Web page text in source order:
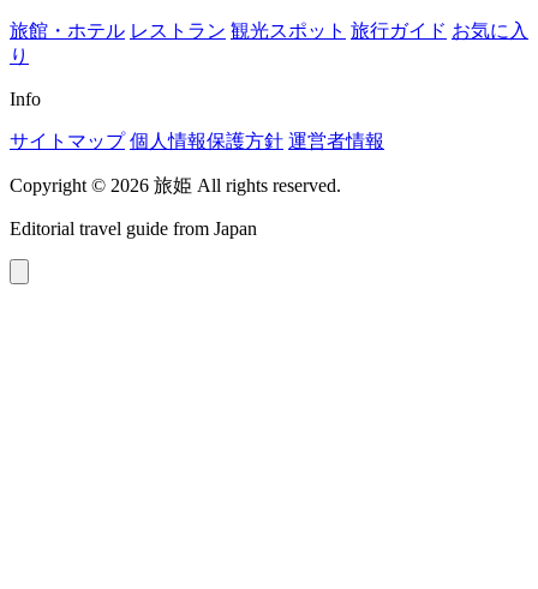
旅館・ホテル レストラン 観光スポット 旅行ガイド お気に入
り
Info
サイトマップ 個人情報保護方針 運営者情報
Copyright © 2026 旅姫 All rights reserved.
Editorial travel guide from Japan